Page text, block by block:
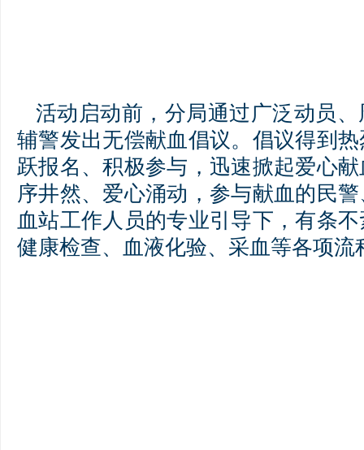
活动启动前，分局通过广泛动员
辅警发出无偿献血倡议。倡议得到
跃报名、积极参与，迅速掀起爱心
序井然、爱心涌动，参与献血的民
血站工作人员的专业引导下，有条
健康检查、血液化验、采血等各项流